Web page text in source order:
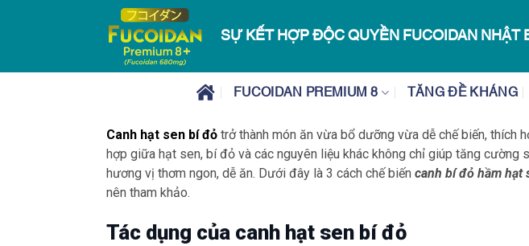
SỰ KẾT HỢP ĐỘC QUYỀN FUCOIDAN NHẬT
FUCOIDAN PREMIUM 8 TĂNG ĐỀ KHÁNG
Canh hạt sen bí đỏ trở thành món ăn vừa bổ dưỡng vừa dễ chế biến, thích
hợp giữa hạt sen, bí đỏ và các nguyên liệu khác không chỉ giúp tăng cường
hương vị thơm ngon, dễ ăn. Dưới đây là 3 cách chế biến canh bí đỏ hầm hạt
nên tham khảo.
Tác dụng của canh hạt sen bí đỏ